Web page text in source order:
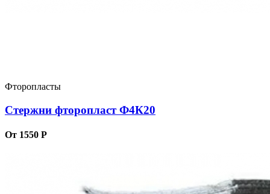
Фторопласты
Стержни фторопласт Ф4К20
От 1550 Р